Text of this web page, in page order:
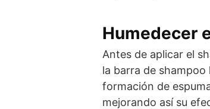
Humedecer
Antes de aplicar el
la barra de
formación de
mejorando así su